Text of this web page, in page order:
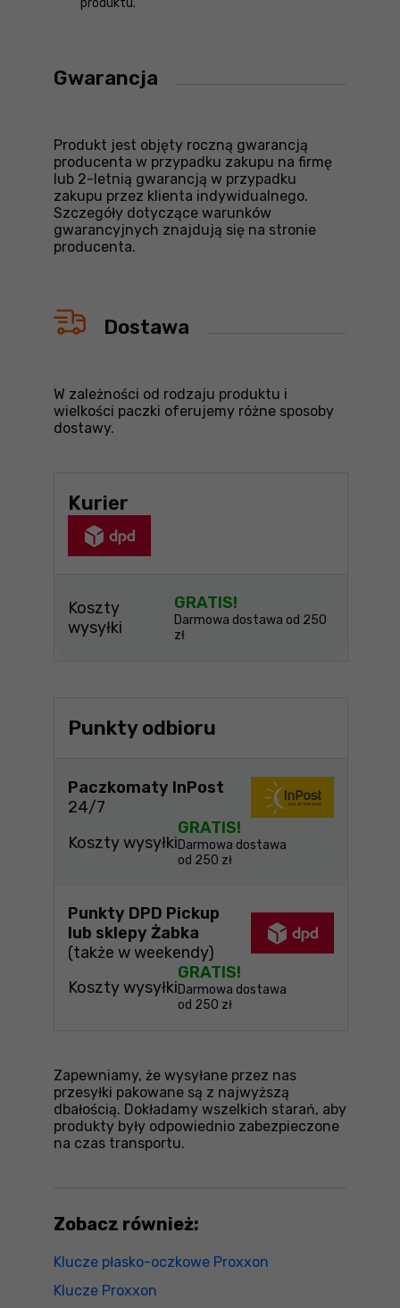
produktu.
Gwarancja
Produkt jest objęty roczną gwarancją
producenta w przypadku zakupu na firmę
lub 2-letnią gwarancją w przypadku
zakupu przez klienta indywidualnego.
Szczegóły dotyczące warunków
gwarancyjnych znajdują się na stronie
producenta.
Dostawa
W zależności od rodzaju produktu i
wielkości paczki oferujemy różne sposoby
dostawy.
Kurier
Koszty
wysyłki
GRATIS!
Darmowa dostawa od 250
zł
Punkty odbioru
Paczkomaty InPost
24/7
Koszty wysyłki
GRATIS!
Darmowa dostawa
od 250 zł
Punkty DPD Pickup
lub sklepy Żabka
(także w weekendy)
Koszty wysyłki
GRATIS!
Darmowa dostawa
od 250 zł
Zapewniamy, że wysyłane przez nas
przesyłki pakowane są z najwyższą
dbałością. Dokładamy wszelkich starań, aby
produkty były odpowiednio zabezpieczone
na czas transportu.
Zobacz również:
Klucze płasko-oczkowe Proxxon
Klucze Proxxon